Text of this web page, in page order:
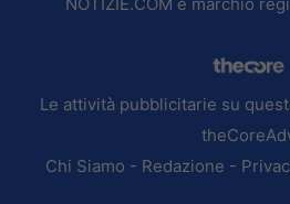
Le attività pubblicitarie su
Chi Siamo - Redazione -